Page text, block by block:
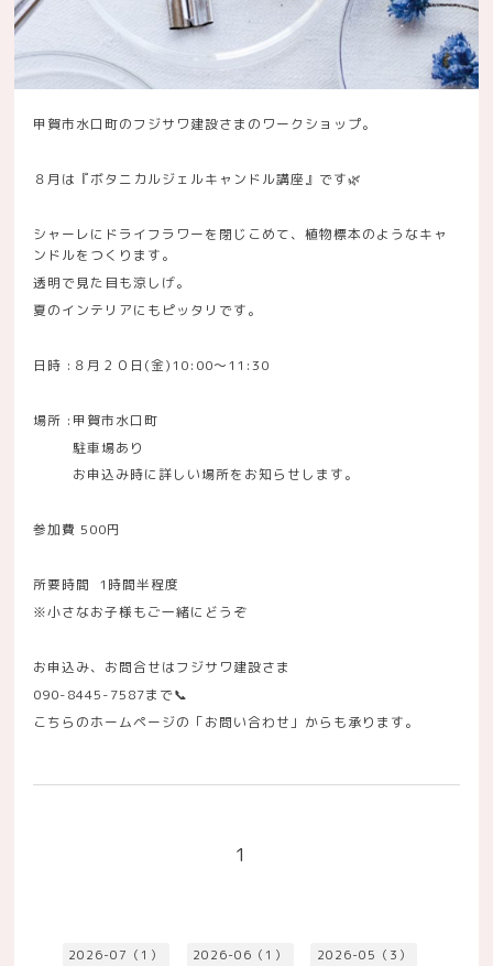
甲賀市水口町のフジサワ建設さまのワークショップ。
８月は『ボタニカルジェルキャンドル講座』です🌿
シャーレにドライフラワーを閉じこめて、植物標本のようなキャ
ンドルをつくります。
透明で見た目も涼しげ。
夏のインテリアにもピッタリです。
日時 :８月２０日(金)10:00〜11:30
場所 :甲賀市水口町
駐車場あり
お申込み時に詳しい場所をお知らせします。
参加費 500円
所要時間 1時間半程度
※小さなお子様もご一緒にどうぞ
お申込み、お問合せはフジサワ建設さま
090-8445-7587まで📞
こちらのホームページの「お問い合わせ」からも承ります。
1
2026-07（1） 2026-06（1） 2026-05（3）